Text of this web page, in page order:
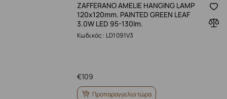
ZAFFERANO AMELIE HANGING LAMP
120x120mm. PAINTED GREEN LEAF
3.0W LED 95-130lm.
Κωδικός: LD1091V3
109
€
Προπαραγγελία τώρα